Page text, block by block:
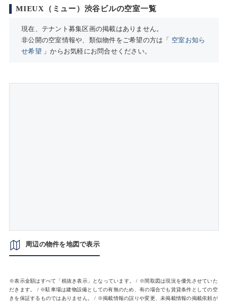
MIEUX（ミュー）渋谷ビルの空室一覧
現在、テナント募集区画の掲載はありません。
非公開の空室情報や、類似物件をご希望の方は「 空室お知ら
せ希望 」からお気軽にお問合せください。
周辺の物件を地図で表示
※表示金額はすべて「税抜き表示」となっています。 / ※間取図は現況を優先させていた
だきます。 / ※駐車場は建物設備としての有無のため、有の場合でも賃貸条件としての空
きを保証するものではありません。 / ※掲載情報の誤りや変更、未掲載情報の掲載依頼が